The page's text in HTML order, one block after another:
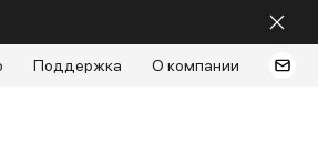
Поддержка О компании